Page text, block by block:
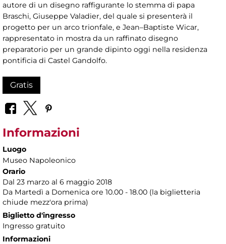
autore di un disegno raffigurante lo stemma di papa
Braschi, Giuseppe Valadier, del quale si presenterà il
progetto per un arco trionfale, e Jean–Baptiste Wicar,
rappresentato in mostra da un raffinato disegno
preparatorio per un grande dipinto oggi nella residenza
pontificia di Castel Gandolfo.
Gratis
Informazioni
Luogo
Museo Napoleonico
Orario
Dal 23 marzo al 6 maggio 2018
Da Martedì a Domenica ore 10.00 - 18.00 (la biglietteria
chiude mezz'ora prima)
Biglietto d'ingresso
Ingresso gratuito
Informazioni